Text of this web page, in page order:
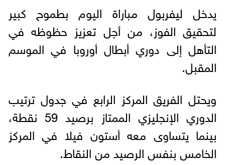
يدخل ليفربول مباراة اليوم بطموح كبير
لتحقيق الفوز، من أجل تعزيز حظوظه في
التأهل إلى دوري أبطال أوروبا في الموسم
المقبل.
ويحتل الفريق المركز الرابع في جدول ترتيب
الدوري الإنجليزي الممتاز برصيد 59 نقطة،
بينما يتساوى معه أستون فيلا في المركز
الخامس بنفس الرصيد من النقاط.